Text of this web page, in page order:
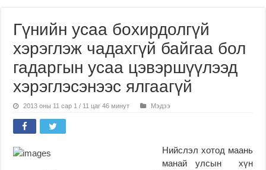
Гүнийн усаа бохирдолгүй
хэрэглэж чадахгүй байгаа бол
гадаргын усаа цэвэршүүлээд
хэрэглэсэнээс ялгаагүй
2013 оны 11 сар 1 / 11 цаг 46 минут Мэдээ
Нийслэл хотод маань
манай улсын хүн